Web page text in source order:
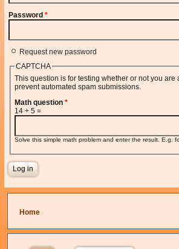
Password*
Request new password
CAPTCHA
This question is for testing whether or not you are
prevent automated spam submissions.
Math question*
14 + 5 =
Solve this simple math problem and enter the result. E.g.
You are here
Home